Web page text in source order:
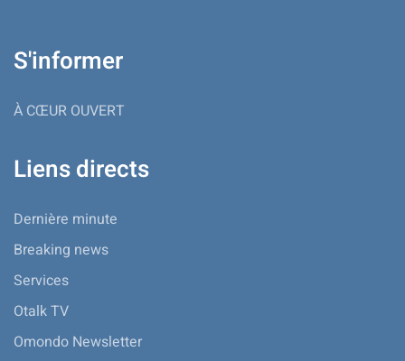
S'informer
À CŒUR OUVERT
Liens directs
Dernière minute
Breaking news
Services
Otalk TV
Omondo Newsletter